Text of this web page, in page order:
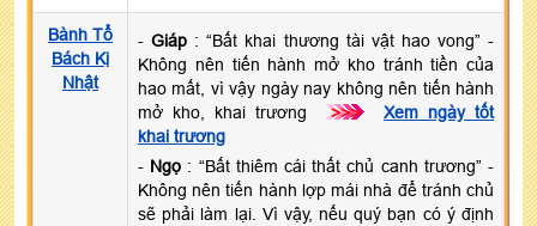
Bành Tổ
Bách Kị
Nhật
-Giáp : “Bất khai thương tài vật hao vong” -
Không nên tiến hành mở kho tránh tiền của
hao mất, vì vậy ngày nay không nên tiến hành
mở kho, khai trương
>>>
Xem ngày tốt
khai trương
- Ngọ : “Bất thiêm cái thất chủ canh trương” -
Không nên tiến hành lợp mái nhà để tránh chủ
sẽ phải làm lại. Vì vậy, nếu quý bạn có ý định